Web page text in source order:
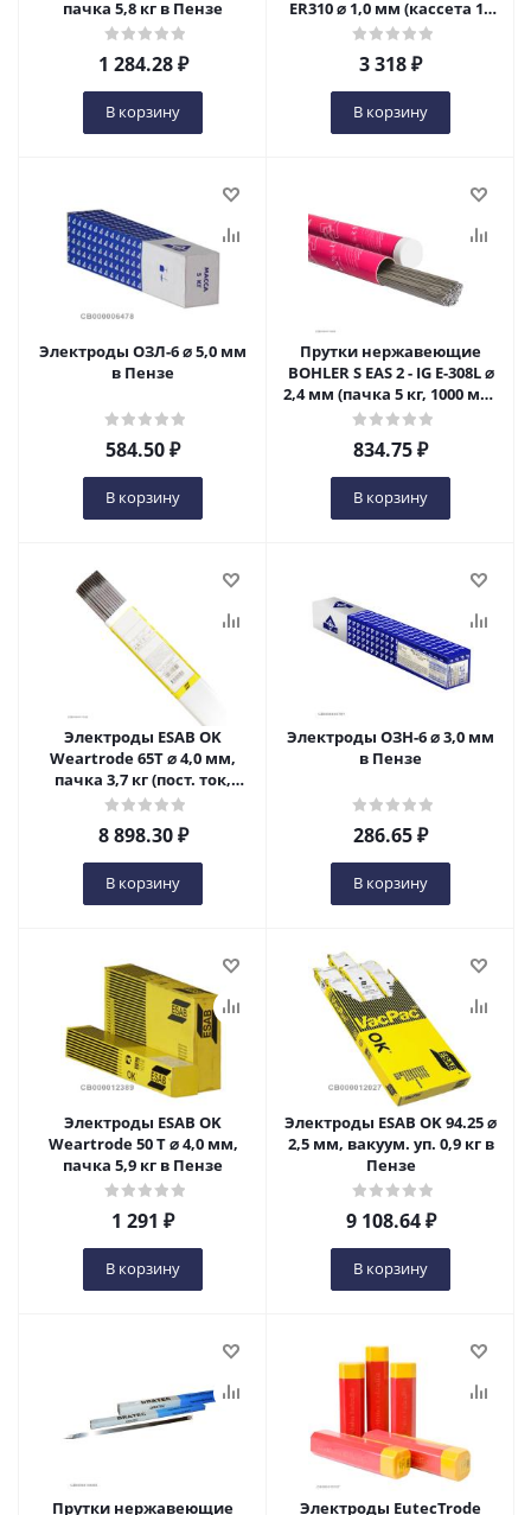
пачка 5,8 кг в Пензе
1 284.28₽
В корзину
ER310 ⌀ 1,0 мм (кассета 15
кг) в Пензе
3 318₽
В корзину
Электроды ОЗЛ-6 ⌀ 5,0 мм
в Пензе
584.50₽
В корзину
Прутки нержавеющие
BOHLER S EAS 2 - IG E-308L ⌀
2,4 мм (пачка 5 кг, 1000 мм,
СВ-01Х19Н9). в Пензе
834.75₽
В корзину
Электроды ESAB OK
Weartrode 65T ⌀ 4,0 мм,
пачка 3,7 кг (пост. ток,
специальное, OK 84.80) в
8 898.30₽
В корзину
Электроды ОЗН-6 ⌀ 3,0 мм
в Пензе
286.65₽
В корзину
Электроды ESAB OK
Weartrode 50 T ⌀ 4,0 мм,
пачка 5,9 кг в Пензе
1 291 ₽
В корзину
Электроды ESAB OK 94.25 ⌀
2,5 мм, вакуум. уп. 0,9 кг в
Пензе
9 108.64₽
В корзину
Прутки нержавеющие
Электроды EutecTrode